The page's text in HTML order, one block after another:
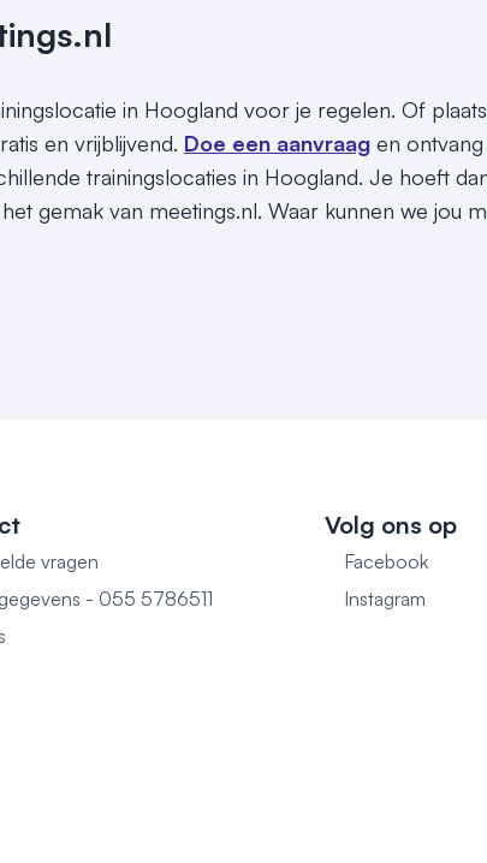
in Hoogland voor je regelen. Of
en vrijblijvend. Doe een aanvraag en
trainingslocaties in Hoogland. Je hoeft
gemak van meetings.nl. Waar kunnen we jou
vragen
- 055 5786511
Volg ons op
Facebook
Instagram